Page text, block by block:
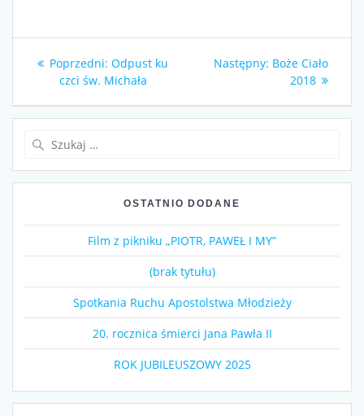
Nawigacja
wpisu
Poprzedni: Poprzedni
wpis:
Odpust ku
czci św. Michała
Następny: Następny
wpis:
Boże Ciało
2018
OSTATNIO DODANE
Film z pikniku „PIOTR, PAWEŁ I MY”
(brak tytułu)
Spotkania Ruchu Apostolstwa Młodzieży
20. rocznica śmierci Jana Pawła II
ROK JUBILEUSZOWY 2025